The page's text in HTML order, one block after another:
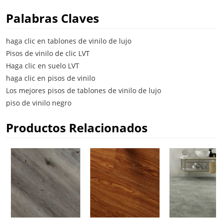
Palabras Claves
haga clic en tablones de vinilo de lujo
Pisos de vinilo de clic LVT
Haga clic en suelo LVT
haga clic en pisos de vinilo
Los mejores pisos de tablones de vinilo de lujo
piso de vinilo negro
Productos Relacionados